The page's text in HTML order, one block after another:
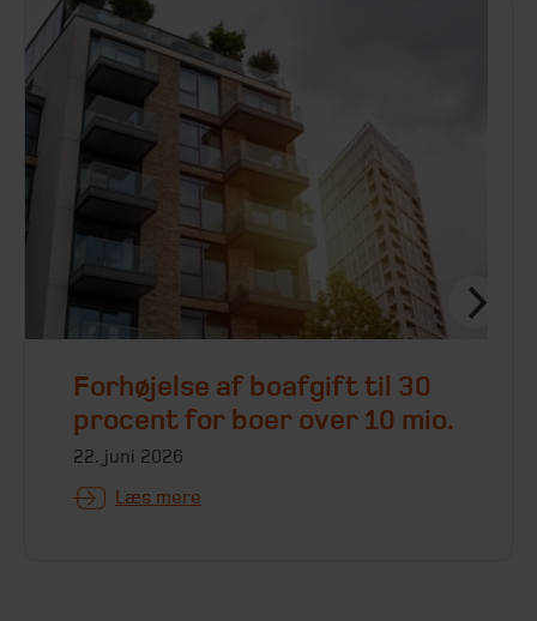
Forhøjelse af boafgift til 30
procent for boer over 10 mio.
22. juni 2026
Læs mere